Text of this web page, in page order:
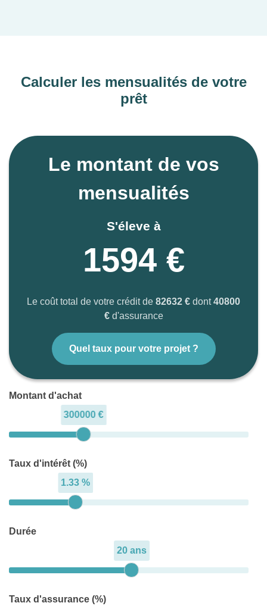
Calculer les mensualités de votre
prêt
Le montant de vos
mensualités
S'éleve à
1594 €
Le coût total de votre crédit de 82632 € dont40800
€d'assurance
Quel taux pour votre projet ?
Montant d'achat
300000 €
Taux d'intérêt (%)
1.33 %
Durée
20 ans
Taux d'assurance (%)